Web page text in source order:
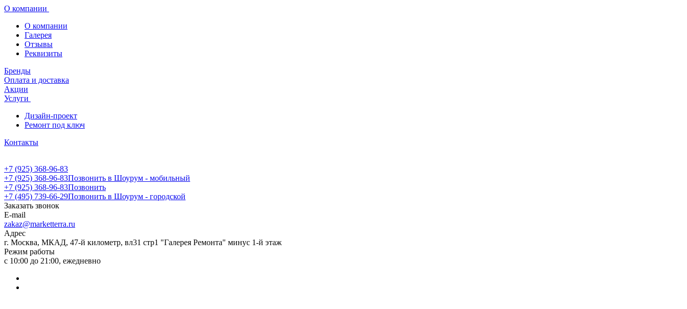
О компании
О компании
Галерея
Отзывы
Реквизиты
Бренды
Оплата и доставка
Акции
Услуги
Дизайн-проект
Ремонт под ключ
Контакты
+7 (925) 368-96-83
+7 (925) 368-96-83Позвонить в Шоурум - мобильный
+7 (925) 368-96-83Позвонить
+7 (495) 739-66-29Позвонить в Шоурум - городской
Заказать звонок
E-mail
zakaz@marketterra.ru
Адрес
г. Москва, МКАД, 47-й километр, вл31 стр1 "Галерея Ремонта" минус 1-й этаж
Режим работы
с 10:00 до 21:00, ежедневно